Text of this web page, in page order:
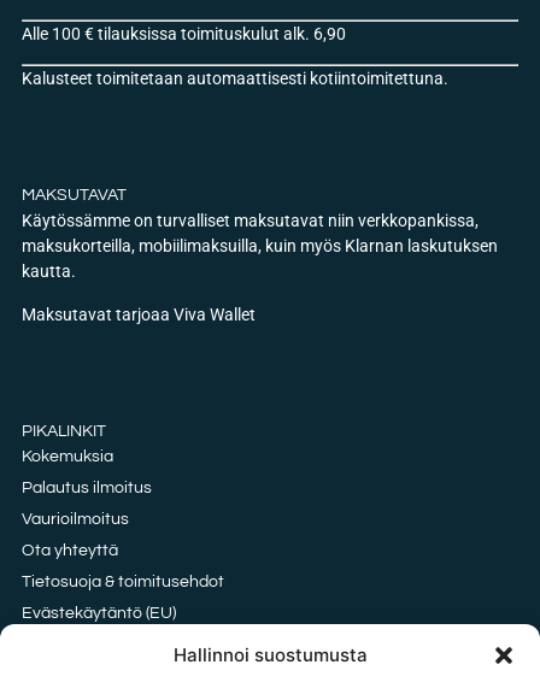
Hallinnoi suostumusta
Alle 100 € tilauksissa toimituskulut alk. 6,90
Kalusteet toimitetaan automaattisesti kotiintoimitettuna.
MAKSUTAVAT
Käytössämme on turvalliset maksutavat niin verkkopankissa,
maksukorteilla, mobiilimaksuilla, kuin myös Klarnan laskutuksen
kautta.
Maksutavat tarjoaa Viva Wallet
PIKALINKIT
Kokemuksia
Palautus ilmoitus
Vaurioilmoitus
Ota yhteyttä
Tietosuoja & toimitusehdot
Evästekäytäntö (EU)
Oxford vai HDPE kangas?